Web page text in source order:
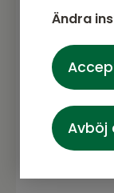
Ändra
Avböj
Här